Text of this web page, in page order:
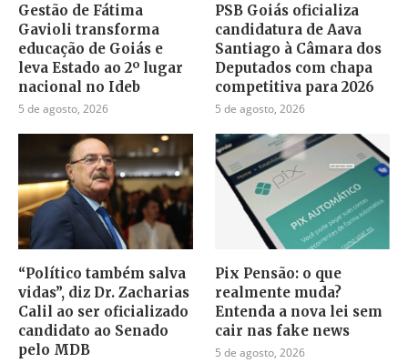
Gestão de Fátima
Gavioli transforma
educação de Goiás e
leva Estado ao 2º lugar
nacional no Ideb
5 de agosto, 2026
PSB Goiás oficializa
candidatura de Aava
Santiago à Câmara dos
Deputados com chapa
competitiva para 2026
5 de agosto, 2026
“Político também salva
vidas”, diz Dr. Zacharias
Calil ao ser oficializado
candidato ao Senado
pelo MDB
Pix Pensão: o que
realmente muda?
Entenda a nova lei sem
cair nas fake news
5 de agosto, 2026